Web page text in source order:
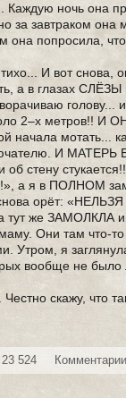
ночь она
за завтраком
попросила,
И вот снова,
а в глазах
2–х метров!! И
начала мотать...
И МАТЕРЬ
об стену
а я в ПОЛНОМ
орёт:
же ЗАМОЛКЛА
Они там что-
Утром, я
вообще не
Честно скажу,
524